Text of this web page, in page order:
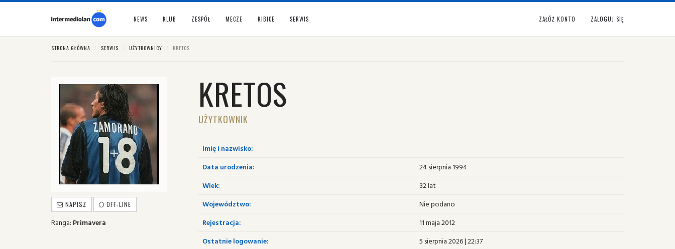
NEWS KLUB ZESPÓŁ MECZE KIBICE SERWIS ZAŁÓŻ KONTO ZALOGUJ SIĘ
STRONA GŁÓWNA SERWIS UŻYTKOWNICY KRETOS
NAPISZ OFF-LINE
Ranga: Primavera
KRETOS
UŻYTKOWNIK
Imię i nazwisko:
Data urodzenia:
24 sierpnia 1994
Wiek:
32 lat
Województwo:
Nie podano
Rejestracja:
11 maja 2012
Ostatnie logowanie:
5 sierpnia 2026 | 22:37